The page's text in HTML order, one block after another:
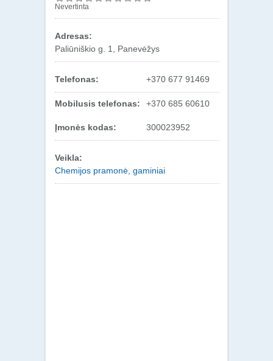
Nevertinta
Adresas:
Paliūniškio g. 1, Panevėžys
Telefonas: +370 677 91469
Mobilusis telefonas: +370 685 60610
Įmonės kodas: 300023952
Veikla:
Chemijos pramonė, gaminiai